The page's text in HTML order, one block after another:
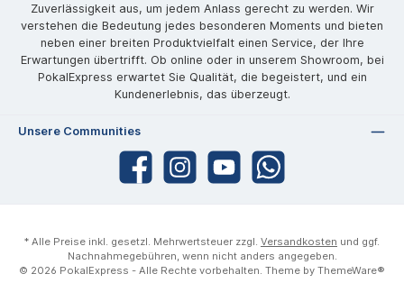
Zuverlässigkeit aus, um jedem Anlass gerecht zu werden. Wir
verstehen die Bedeutung jedes besonderen Moments und bieten
neben einer breiten Produktvielfalt einen Service, der Ihre
Erwartungen übertrifft. Ob online oder in unserem Showroom, bei
PokalExpress erwartet Sie Qualität, die begeistert, und ein
Kundenerlebnis, das überzeugt.
Unsere Communities
* Alle Preise inkl. gesetzl. Mehrwertsteuer zzgl. Versandkosten und ggf.
Nachnahmegebühren, wenn nicht anders angegeben.
© 2026 PokalExpress - Alle Rechte vorbehalten. Theme by ThemeWare®